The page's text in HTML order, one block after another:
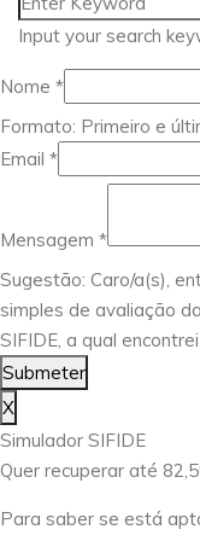
Input your search
Nome *
Formato: Primeiro e
Email *
Nome
Mensagem *
Sugestão: Caro/a(s),
simples de avaliação
SIFIDE, a qual
Submeter
X
Simulador SIFIDE
Quer recuperar até
Para saber se está